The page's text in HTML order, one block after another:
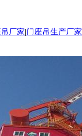
厂家|门座吊生产厂家